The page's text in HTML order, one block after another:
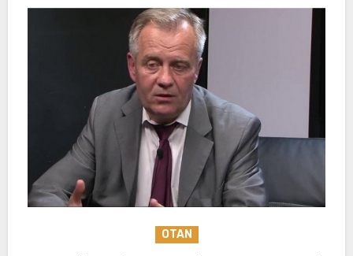
OTAN